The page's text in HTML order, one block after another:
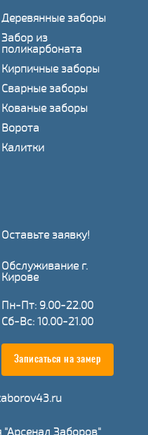
Деревянные заборы
Забор из
поликарбоната
Кирпичные заборы
Сварные заборы
Кованые заборы
Ворота
Калитки
Оставьте заявку!
Обслуживание г.
Кирове
Пн-Пт: 9.00-22.00
Сб-Вс: 10.00-21.00
Записаться на замер
Заборов"